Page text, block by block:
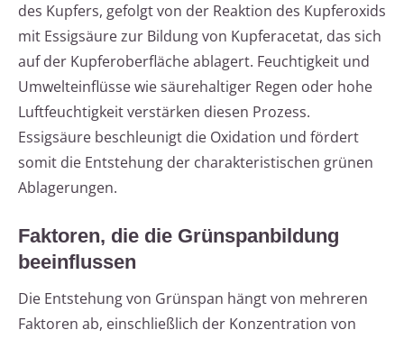
des Kupfers, gefolgt von der Reaktion des Kupferoxids
mit Essigsäure zur Bildung von Kupferacetat, das sich
auf der Kupferoberfläche ablagert. Feuchtigkeit und
Umwelteinflüsse wie säurehaltiger Regen oder hohe
Luftfeuchtigkeit verstärken diesen Prozess.
Essigsäure beschleunigt die Oxidation und fördert
somit die Entstehung der charakteristischen grünen
Ablagerungen.
Faktoren, die die Grünspanbildung
beeinflussen
Die Entstehung von Grünspan hängt von mehreren
Faktoren ab, einschließlich der Konzentration von